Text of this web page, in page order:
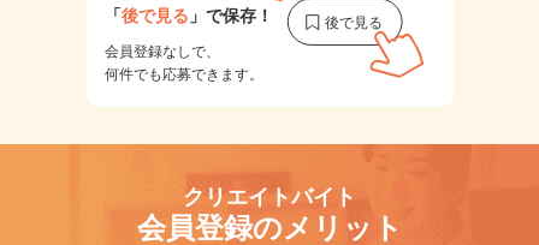
「後で見る 」で保存！
会員登録なしで、
何件でも応募できます。
クリエイトバイト
会員登録のメリット